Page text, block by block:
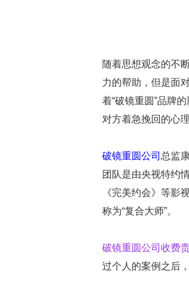
随着思想观念的不
力的帮助，但是面
着“破镜重圆”品牌
对方着急挽回的心
破镜重圆公司 总监
团队是由央视特约
《完美约会》等影
称为“复合大师”。
破镜重圆公司收费
过个人的案例之后